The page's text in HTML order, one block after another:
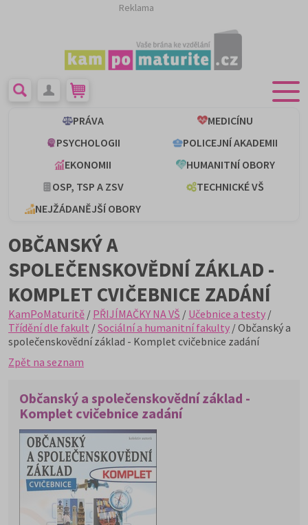
Reklama
PRÁVA
MEDICÍNU
PSYCHOLOGII
POLICEJNÍ AKADEMII
EKONOMII
HUMANITNÍ OBORY
OSP, TSP A ZSV
TECHNICKÉ VŠ
NEJŽÁDANĚJŠÍ OBORY
OBČANSKÝ A
SPOLEČENSKOVĚDNÍ ZÁKLAD -
KOMPLET CVIČEBNICE ZADÁNÍ
KamPoMaturitě / PŘIJÍMAČKY NA VŠ / Učebnice a testy /
Třídění dle fakult /Sociální a humanitní fakulty / Občanský a
společenskovědní základ - Komplet cvičebnice zadání
Zpět na seznam
Občanský a společenskovědní základ -
Komplet cvičebnice zadání